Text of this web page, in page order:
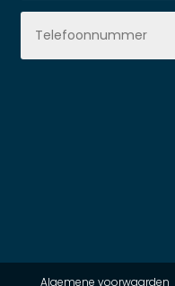
Algemene voorwaarden